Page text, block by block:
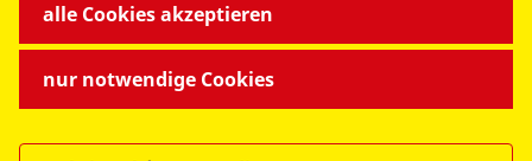
verzeichneten Rettungsdienste bundesweit eine
besonders hohe Zahl an Einsätzen während der
Silvesternacht. Erneut gab es Übergriffe auf
Einsatzkräfte und Fahrzeuge. Laut Statistik gehören
Verletzungen durch unsachgemäßen Umgang mit
nur notwendige Cookies
alle Cookies akzeptieren